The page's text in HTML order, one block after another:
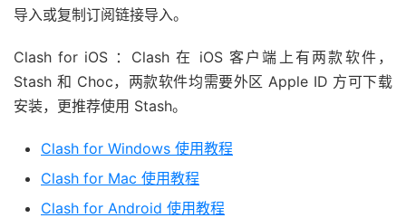
导入或复制订阅链接导入。
Clash for iOS ：Clash 在 iOS 客户端上有两款软件，
Stash 和 Choc，两款软件均需要外区 Apple ID 方可下载
安装，更推荐使用 Stash。
Clash for Windows 使用教程
Clash for Mac 使用教程
Clash for Android 使用教程